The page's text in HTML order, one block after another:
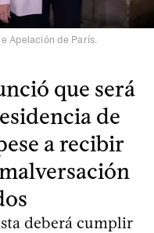
Apelación de París.
que será
de
a recibir
deberá cumplir